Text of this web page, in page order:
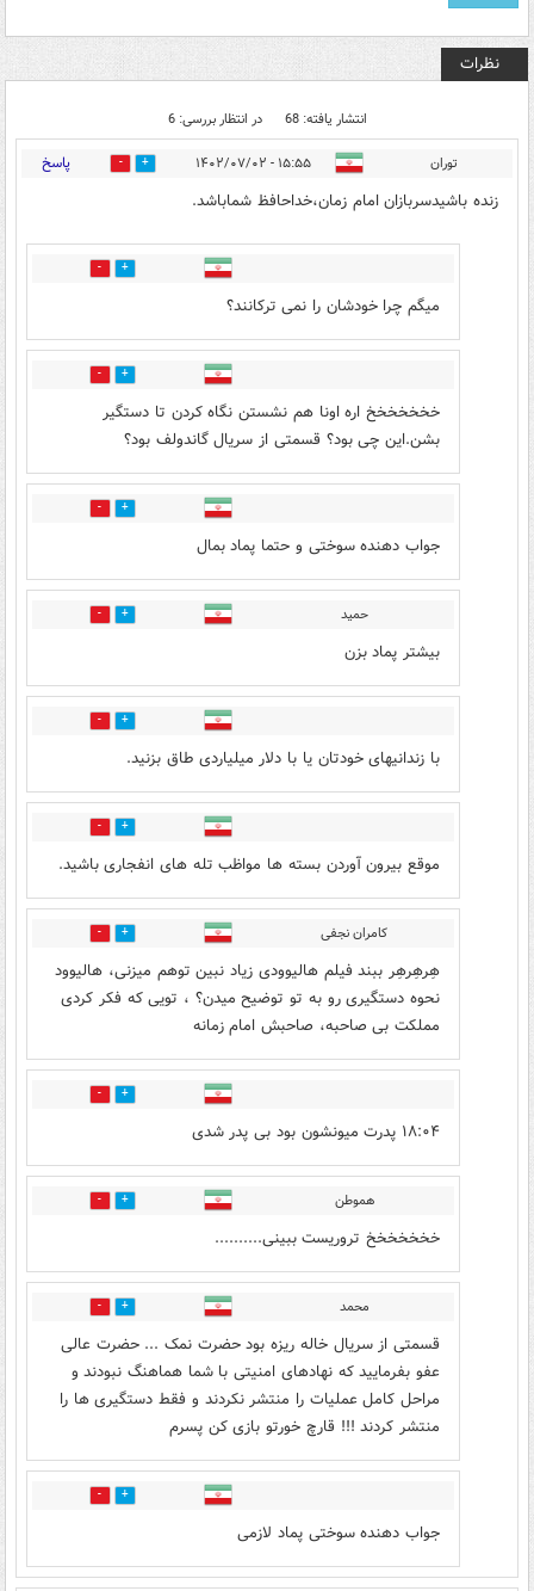
نظرات
انتشار یافته: 68 در انتظار بررسی: 6
توران ۱۵:۵۵ - ۱۴۰۲/۰۷/۰۲ 66 پاسخ
زنده باشیدسربازان امام زمان،خداحافظ شماباشد.
3
میگم چرا خودشان را نمی ترکانند؟
9
خخخخخخخ اره اونا هم نشستن نگاه کردن تا دستگیر
بشن.این چی بود؟ قسمتی از سریال گاندولف بود؟
7
جواب دهنده سوختی و حتما پماد بمال
حمید 7
بیشتر پماد بزن
3
با زندانیهای خودتان یا با دلار میلیاردی طاق بزنید.
0
موقع بیرون آوردن بسته ها مواظب تله های انفجاری باشید.
کامران نجفی 8
هِرهِرهِر ببند فیلم هالیوودی زیاد نبین توهم میزنی، هالیوود
نحوه دستگیری رو به تو توضیح میدن؟ ، تویی که فکر کردی
مملکت بی صاحبه، صاحبش امام زمانه
6
۱۸:۰۴ پدرت میونشون بود بی پدر شدی
هموطن 2
خخخخخخخ تروریست ببینی..........
محمد 6
قسمتی از سریال خاله ریزه بود حضرت نمک ... حضرت عالی
عفو بفرمایید که نهادهای امنیتی با شما هماهنگ نبودند و
مراحل کامل عملیات را منتشر نکردند و فقط دستگیری ها را
منتشر کردند !!! قارچ خورتو بازی کن پسرم
2
جواب دهنده سوختی پماد لازمی